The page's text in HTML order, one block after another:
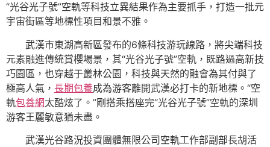
“光谷光子號”空軌等科技立異結果作為主要抓手，打造一批元
宇宙街區等地標性項目和景不雅。
武漢市東湖高新區發布的6條科技游玩線路，將尖端科技
元素融進傳統賞櫻場景，其“光谷光子號”空軌，既路過高新技
巧園區，也穿越于叢林公園，科技與天然的融會為其付與了
極高人氣， 長期包養成為游客離開武漢必打卡的新地標。“空
軌包養網太酷炫了。”剛搭乘搭座完“光谷光子號”空軌的深圳
游客王麗敏意猶未盡。
武漢光谷路況投資團體無限公司空軌工作部副部長胡活